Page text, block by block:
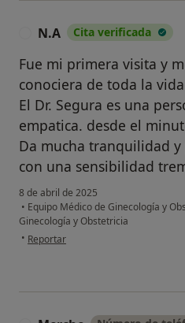
N.A Cita verificada
Fue mi primera visita y
conociera de toda la
El Dr. Segura es una
empatica. desde el
Da mucha tranquilidad
con una sensibilidad
8 de abril de 2025
• Equipo Médico de Ginecología y
Ginecología y Obstetricia
• en opinión del usuario N.A
Reportar